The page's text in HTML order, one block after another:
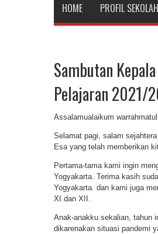
HOME PROFIL SEKOLAH
Sambutan
Pelajaran 2021/
Assalamualaikum
Selamat pagi, salam
Esa yang telah memberikan
Pertama-tama kami ingin
Yogyakarta. Terima kasih
Yogyakarta. dan kami juga
XI dan XII.
Anak-anakku sekalian, tahun
dikarenakan situasi pandemi